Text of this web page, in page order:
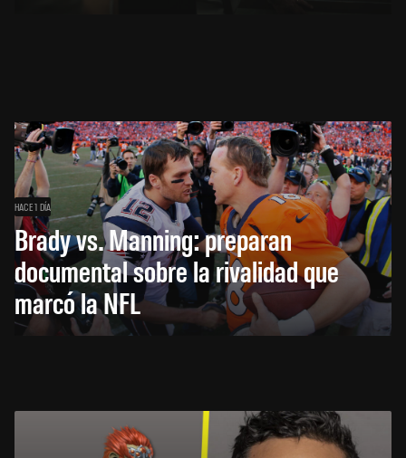
HACE 1 DÍA
Brady vs. Manning: preparan
documental sobre la rivalidad que
marcó la NFL